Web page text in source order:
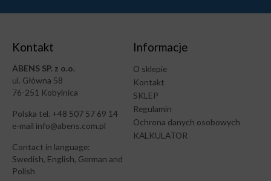
Kontakt
ABENS SP. z o.o.
ul. Główna 58
76-251 Kobylnica
Polska tel. +48 507 57 69 14
e-mail info@abens.com.pl
Contact in language:
Swedish, English, German and
Polish
Informacje
O sklepie
Kontakt
SKLEP
Regulamin
Ochrona danych osobowych
KALKULATOR